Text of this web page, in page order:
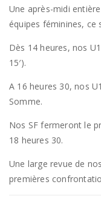
Une après-midi
équipes féminines, ce
Dès 14 heures, nos
15′).
A 16 heures 30, nos
Somme.
Nos SF fermeront le
18 heures 30.
Une large revue de
premières